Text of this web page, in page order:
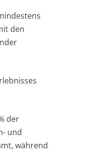
den
der
und
während